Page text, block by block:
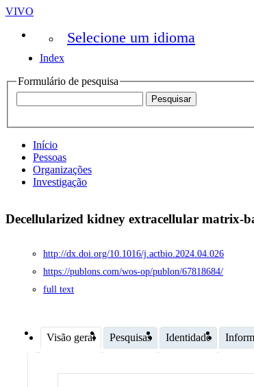
VIVO
Selecione um idioma
Index
Formulário de pesquisa
Início
Pessoas
Organizações
Investigação
Decellularized kidney extracellular matrix-
http://dx.doi.org/10.1016/j.actbio.2024.04.026
https://publons.com/wos-op/publon/67818684/
full text
Visão geral Pesquisas Identidade